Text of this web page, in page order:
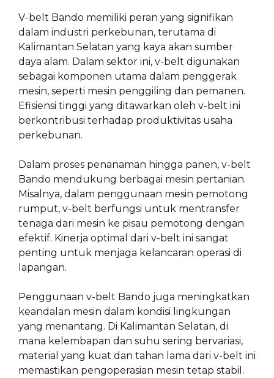
V-belt Bando memiliki peran yang signifikan
dalam industri perkebunan, terutama di
Kalimantan Selatan yang kaya akan sumber
daya alam. Dalam sektor ini, v-belt digunakan
sebagai komponen utama dalam penggerak
mesin, seperti mesin penggiling dan pemanen.
Efisiensi tinggi yang ditawarkan oleh v-belt ini
berkontribusi terhadap produktivitas usaha
perkebunan.
Dalam proses penanaman hingga panen, v-belt
Bando mendukung berbagai mesin pertanian.
Misalnya, dalam penggunaan mesin pemotong
rumput, v-belt berfungsi untuk mentransfer
tenaga dari mesin ke pisau pemotong dengan
efektif. Kinerja optimal dari v-belt ini sangat
penting untuk menjaga kelancaran operasi di
lapangan.
Penggunaan v-belt Bando juga meningkatkan
keandalan mesin dalam kondisi lingkungan
yang menantang. Di Kalimantan Selatan, di
mana kelembapan dan suhu sering bervariasi,
material yang kuat dan tahan lama dari v-belt ini
memastikan pengoperasian mesin tetap stabil.